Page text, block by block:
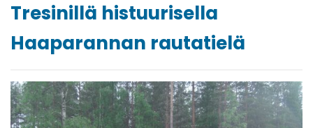
Tresinillä histuurisella
Haaparannan rautatielä